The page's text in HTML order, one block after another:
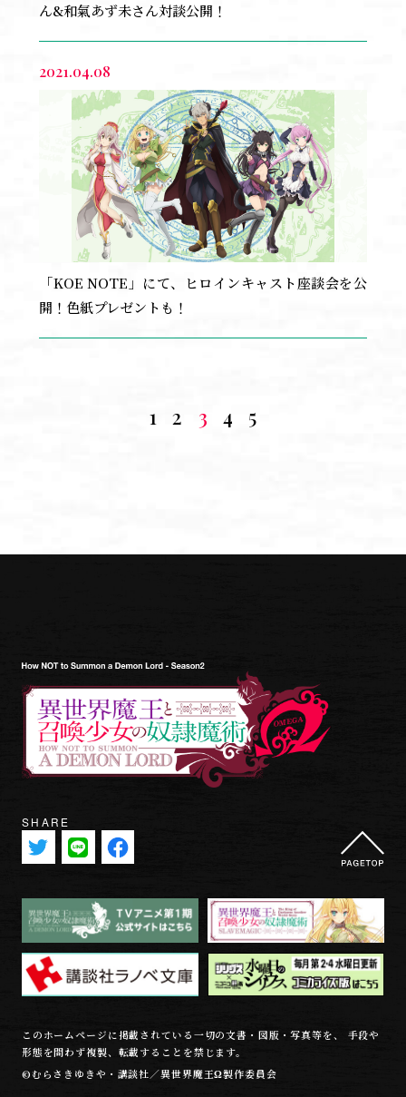
ん&和氣あず未さん対談公開！
2021.04.08
「KOE NOTE」にて、ヒロインキャスト座談会を公
開！色紙プレゼントも！
1 2 3 4 5
SHARE
このホームページに掲載されている一切の文書・図版・写真等を、 手段や
形態を問わず複製、転載することを禁じます。
©むらさきゆきや・講談社／異世界魔王Ω製作委員会